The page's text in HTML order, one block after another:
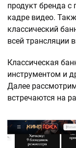
продукт бренда с
кадре видео.
классический
всей трансляции
Классическая
инструментом и
Далее
встречаются на